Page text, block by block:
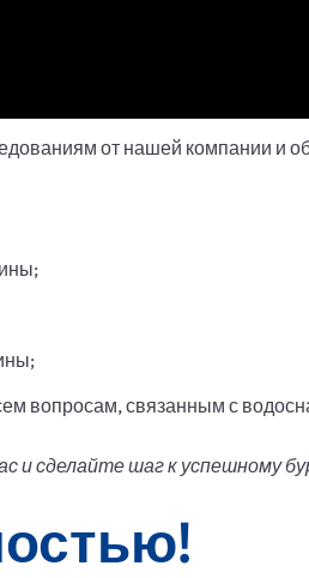
от нашей компании и
вопросам, связанным с
и сделайте шаг к успешному